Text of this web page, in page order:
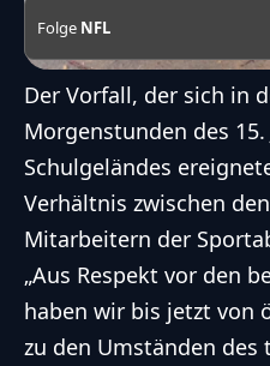
Folge NFL
Der Vorfall, der sich in
Morgenstunden des
Schulgeländes
Verhältnis zwischen
Mitarbeitern der
„Aus Respekt vor den
haben wir bis jetzt von
zu den Umständen des